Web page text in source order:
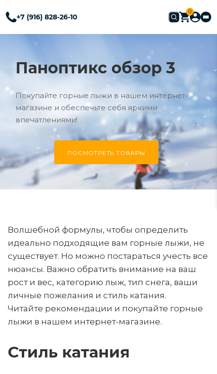
+7 (916) 828-26-10
0
Паноптикс обзор 3
Покупайте горные лыжи в нашем интернет-
магазине и обеспечьте себя яркими
впечатлениями!
ПОСМОТРЕТЬ ТОВАРЫ
Волшебной формулы, чтобы определить
идеально подходящие вам горные лыжи, не
существует. Но можно постараться учесть все
нюансы. Важно обратить внимание на ваш
рост и вес, категорию лыж, тип снега, ваши
личные пожелания и стиль катания.
Читайте рекомендации и покупайте горные
лыжи в нашем интернет-магазине.
Стиль катания